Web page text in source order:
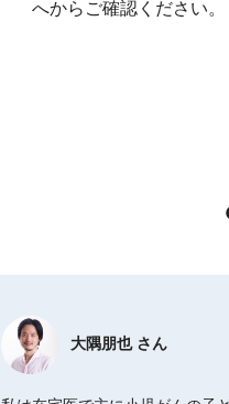
へからご確認ください。
大隅朋也 さん